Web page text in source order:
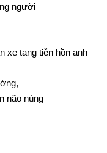
người
xe tang tiễn hồn anh
não nùng